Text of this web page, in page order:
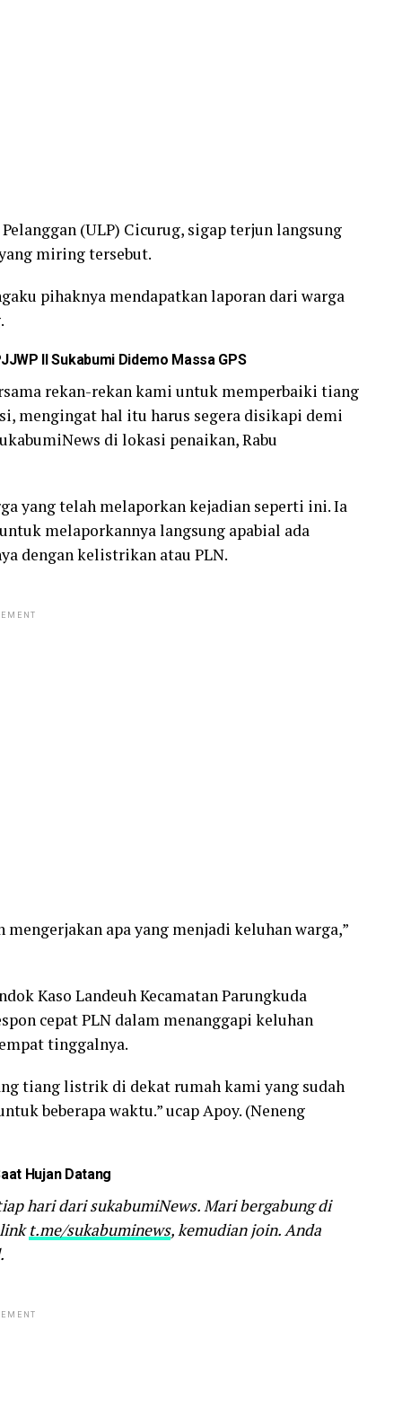
(ULP) Cicurug, sigap terjun langsung
miring tersebut.
pihaknya mendapatkan laporan dari warga
II Sukabumi Didemo Massa GPS
rekan-rekan kami untuk memperbaiki tiang
mengingat hal itu harus segera disikapi demi
di lokasi penaikan, Rabu
yang telah melaporkan kejadian seperti ini. Ia
melaporkannya langsung apabial ada
dengan kelistrikan atau PLN.
apa yang menjadi keluhan warga,”
Kaso Landeuh Kecamatan Parungkuda
cepat PLN dalam menanggapi keluhan
tinggalnya.
tiang listrik di dekat rumah kami yang sudah
beberapa waktu.” ucap Apoy. (Neneng
Hujan Datang
hari dari sukabumiNews. Mari bergabung di
linkt.me/sukabuminews, kemudian join. Anda